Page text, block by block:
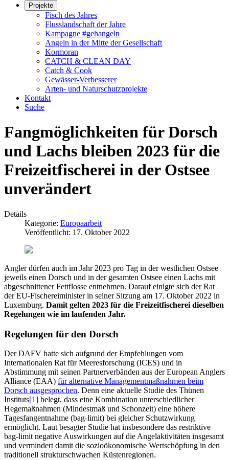
Projekte
Fisch des Jahres
Flusslandschaft der Jahre
Kampagne #gehangeln
Angeln in der Mitte der Gesellschaft
Kormoran
CATCH & CLEAN DAY
Catch & Cook
Gewässer-Verbesserer
Arten- und Naturschutzprojekte
Kontakt
Suche
Fangmöglichkeiten für Dorsch
und Lachs bleiben 2023 für die
Freizeitfischerei in der Ostsee
unverändert
Details
Kategorie: Europaarbeit
Veröffentlicht: 17. Oktober 2022
Angler dürfen auch im Jahr 2023 pro Tag in der westlichen Ostsee
jeweils einen Dorsch und in der gesamten Ostsee einen Lachs mit
abgeschnittener Fettflosse entnehmen. Darauf einigte sich der Rat
der EU-Fischereiminister in seiner Sitzung am 17. Oktober 2022 in
Luxemburg. Damit gelten 2023 für die Freizeitfischerei dieselben
Regelungen wie im laufenden Jahr.
Regelungen für den Dorsch
Der DAFV hatte sich aufgrund der Empfehlungen vom
Internationalen Rat für Meeresforschung (ICES) und in
Abstimmung mit seinen Partnerverbänden aus der European Anglers
Alliance (EAA) für alternative Managementmaßnahmen beim
Dorsch ausgesprochen. Denn eine aktuelle Studie des Thünen
Instituts[1] belegt, dass eine Kombination unterschiedlicher
Hegemaßnahmen (Mindestmaß und Schonzeit) eine höhere
Tagesfangentnahme (bag-limit) bei gleicher Schutzwirkung
ermöglicht. Laut besagter Studie hat insbesondere das restriktive
bag-limit negative Auswirkungen auf die Angelaktivitäten insgesamt
und vermindert damit die sozioökonomische Wertschöpfung in den
traditionell strukturschwachen Küstenregionen.